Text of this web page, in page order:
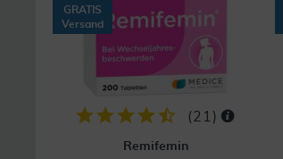
GRATIS
Versand
(21 )
Remifemin